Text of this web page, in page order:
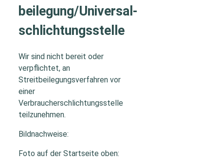
beilegung/Universal­
schlichtungs­stelle
Wir sind nicht bereit oder
verpflichtet, an
Streitbeilegungsverfahren vor
einer
Verbraucherschlichtungsstelle
teilzunehmen.
Bildnachweise:
Foto auf der Startseite oben: